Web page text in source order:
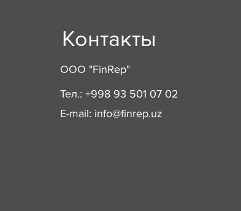
Контакты
ООО "FinRep"
Тел.: +998 93 501 07 02
E-mail: info@finrep.uz